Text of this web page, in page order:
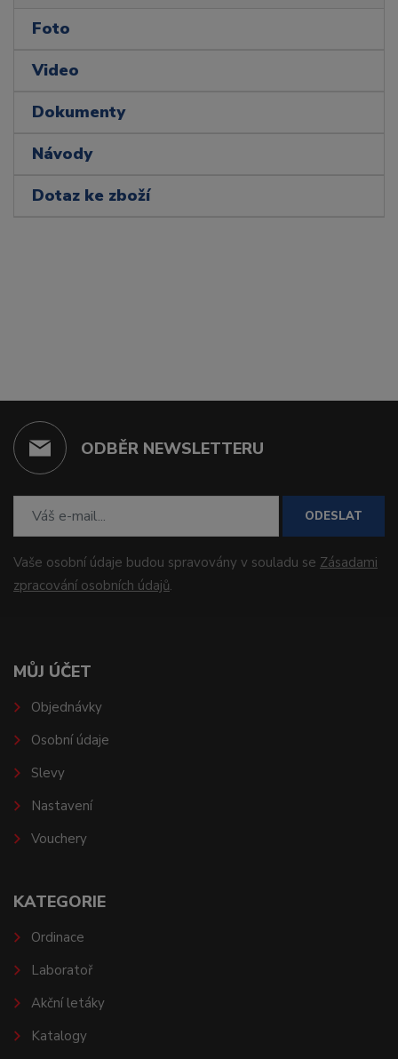
Foto
Video
Dokumenty
Návody
Dotaz ke zboží
ODBĚR NEWSLETTERU
ODESLAT
Vaše osobní údaje budou spravovány v souladu se Zásadami
zpracování osobních údajů.
MŮJ ÚČET
Objednávky
Osobní údaje
Slevy
Nastavení
Vouchery
KATEGORIE
Ordinace
Laboratoř
Akční letáky
Katalogy